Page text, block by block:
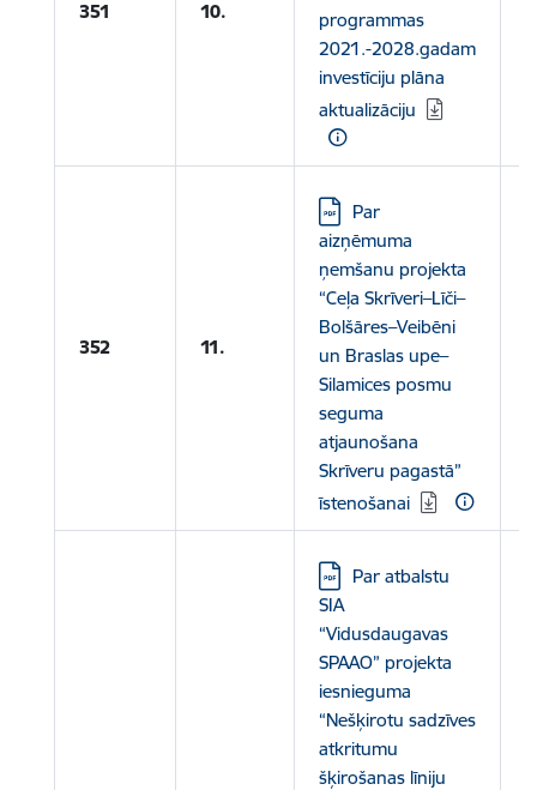
351 10.
programmas
2021.-2028.gadam
investīciju plāna
aktualizāciju
352 11.
Lejupielādēt:
Par
aizņēmuma
ņemšanu projekta
“Ceļa Skrīveri–Līči–
Bolšāres–Veibēni
un Braslas upe–
Silamices posmu
seguma
atjaunošana
Skrīveru pagastā”
īstenošanai
Lejupielādēt:
Par atbalstu
SIA
“Vidusdaugavas
SPAAO” projekta
iesnieguma
“Nešķirotu sadzīves
atkritumu
šķirošanas līniju